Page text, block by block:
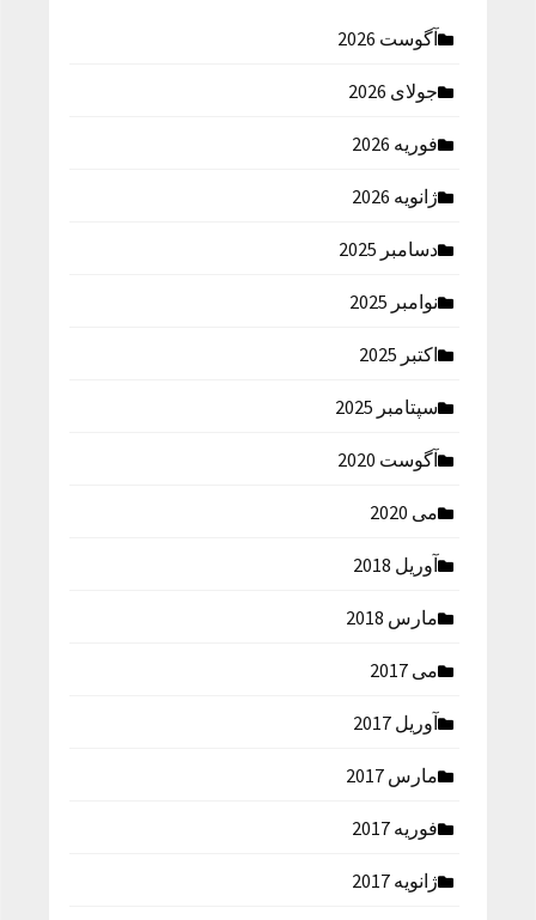
آگوست 2026
جولای 2026
فوریه 2026
ژانویه 2026
دسامبر 2025
نوامبر 2025
اکتبر 2025
سپتامبر 2025
آگوست 2020
می 2020
آوریل 2018
مارس 2018
می 2017
آوریل 2017
مارس 2017
فوریه 2017
ژانویه 2017